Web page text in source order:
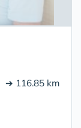
➔ 116.85 km